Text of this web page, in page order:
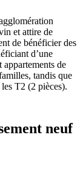
et attire de
de bénéficier des
d’une
de
tandis que
T2 (2 pièces).
neuf